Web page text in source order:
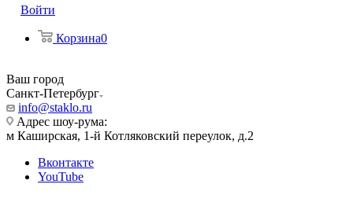
Войти
Корзина0
Ваш город
Санкт-Петербург
info@staklo.ru
Адрес шоу-рума:
м Каширская, 1-й Котляковский переулок, д.2
Вконтакте
YouTube